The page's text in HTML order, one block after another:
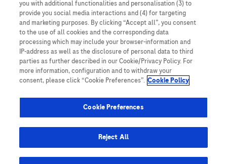
Roche har ikke alltid mulighet til å kvalitetssikre andres innlegg, men
vil fjerne villedende eller upassende innlegg så langt det lar seg gjøre.
Vi har ikke ansvar for innhold på eksterne nettsider som det lenkes til.
Kopiering av materiale fra dette nettstedet for bruk annet sted er ikke
tillatt uten avtale. Nettstedet selger plass til annonsører, og slikt
innhold er merket.
Dette nettstedet er ikke beregnet for å rapportere bivirkninger eller
hendelse, se www.accu-chek.no.
© 2025, Roche. Alle rettigheter forbeholdt.
Roche Diagnostics Norge AS • Brynsengfaret 6B, Postboks 6610
Etterstad, 0607 • E-post: no.accuchek@roche.com • Telefon: 21 400
100 • www.accu-chek.no
you with additional functionalities and personalisation (3) to
provide you social media interactions and (4) for targeting
and marketing purposes. By clicking “Accept all”, you consent
to the use of all cookies and the corresponding data
processing which may include your browser-information and
IP-address as well as the disclosure of personal data to third
parties as further described in our Cookie/Privacy Policy. For
more information, configuration and to withdraw your
consent, please click “Cookie Preferences”. Cookie Policy
Cookie Preferences
Reject All